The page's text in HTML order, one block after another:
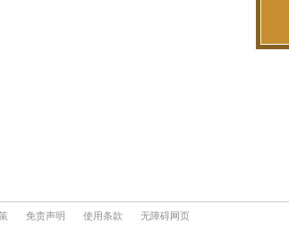
免责声明 使用条款
无障碍网页